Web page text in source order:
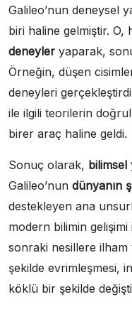
Galileo’nun deneysel
biri haline gelmiştir. O,
deneyler yaparak,
Örneğin, düşen
deneyleri
ile ilgili teorilerin
birer araç haline geldi.
Sonuç olarak,
Galileo’nun dünyanın
destekleyen ana
modern bilimin
sonraki nesillere
şekilde evrimleşmesi,
köklü bir şekilde